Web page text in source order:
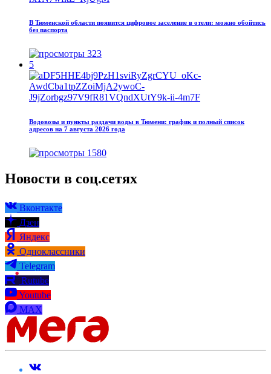
В Тюменской области появится цифровое заселение в отели: можно обойтись
без паспорта
323
5
Водовозы и пункты раздачи воды в Тюмени: график и полный список
адресов на 7 августа 2026 года
1580
Новости в соц.сетях
Вконтакте
Дзен
Яндекс
Одноклассники
Telegram
Rutube
Youtube
MAX